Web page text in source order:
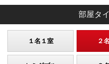
部屋タ
１名１室 ２